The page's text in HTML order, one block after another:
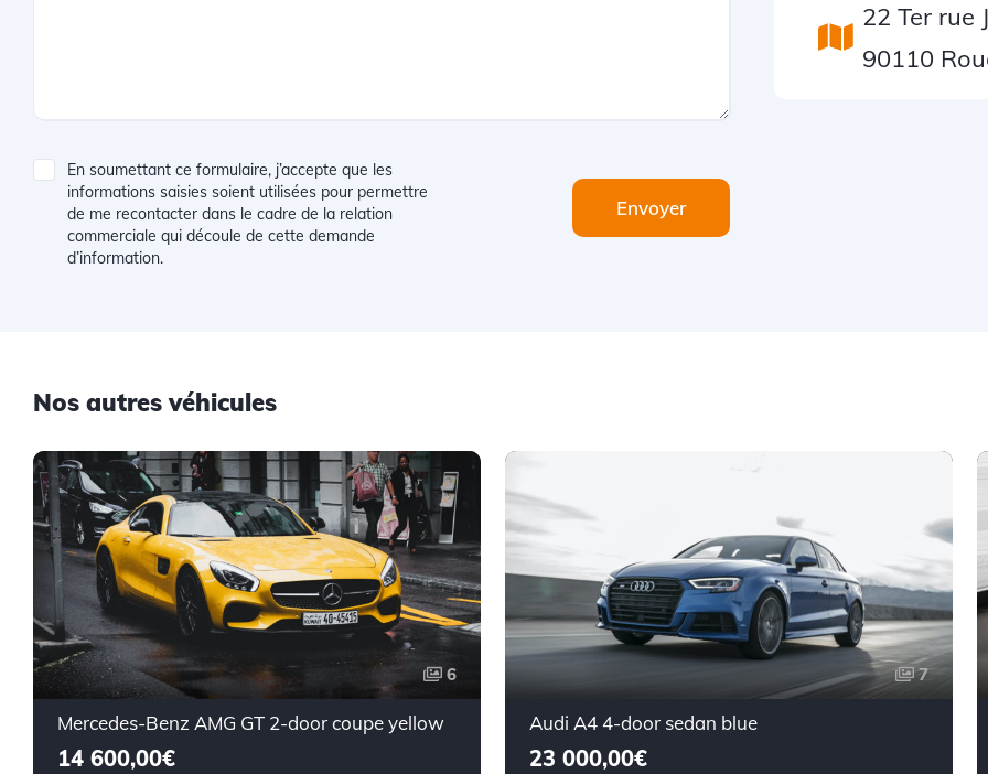
En soumettant ce formulaire, j’accepte que les
informations saisies soient utilisées pour permettre
de me recontacter dans le cadre de la relation
commerciale qui découle de cette demande
d’information.
Envoyer
22 Ter rue
90110
Nos autres véhicules
6
Mercedes-Benz AMG GT 2-door coupe yellow
14 600,00€
7
Audi A4 4-door sedan blue
23 000,00€